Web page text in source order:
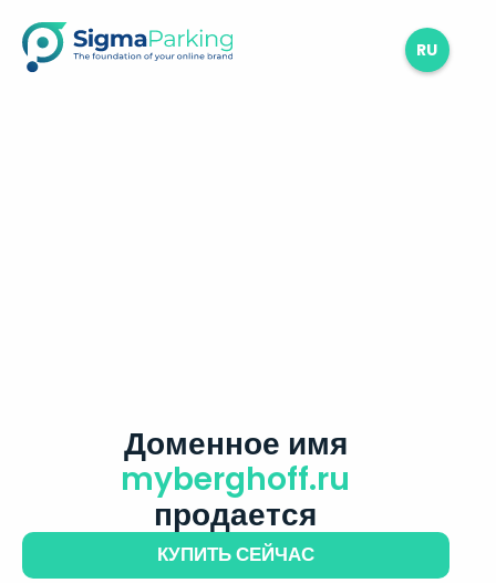
RU
Доменное имя
myberghoff.ru
продается
КУПИТЬ СЕЙЧАС